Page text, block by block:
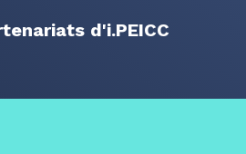
d'i.PEICC